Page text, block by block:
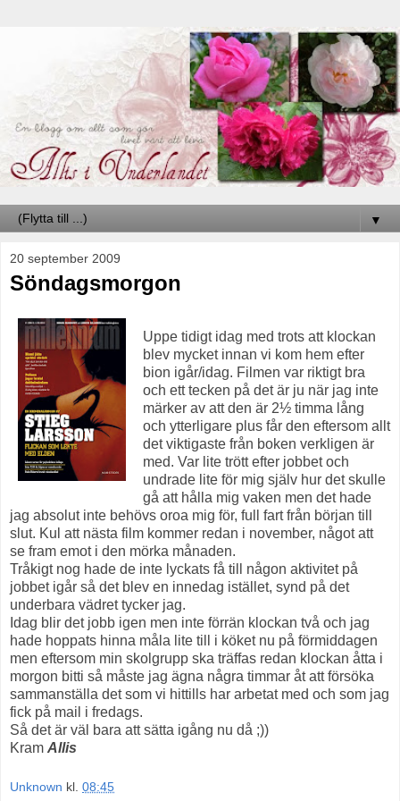
▼
20 september 2009
Söndagsmorgon
Uppe tidigt idag med trots att klockan
blev mycket innan vi kom hem efter
bion igår/idag. Filmen var riktigt bra
och ett tecken på det är ju när jag inte
märker av att den är 2½ timma lång
och ytterligare plus får den eftersom allt
det viktigaste från boken verkligen är
med. Var lite trött efter jobbet och
undrade lite för mig själv hur det skulle
gå att hålla mig vaken men det hade
jag absolut inte behövs oroa mig för, full fart från början till
slut. Kul att nästa film kommer redan i november, något att
se fram emot i den mörka månaden.
Tråkigt nog hade de inte lyckats få till någon aktivitet på
jobbet igår så det blev en innedag istället, synd på det
underbara vädret tycker jag.
Idag blir det jobb igen men inte förrän klockan två och jag
hade hoppats hinna måla lite till i köket nu på förmiddagen
men eftersom min skolgrupp ska träffas redan klockan åtta i
morgon bitti så måste jag ägna några timmar åt att försöka
sammanställa det som vi hittills har arbetat med och som jag
fick på mail i fredags.
Så det är väl bara att sätta igång nu då ;))
Kram Allis
Unknown kl. 08:45